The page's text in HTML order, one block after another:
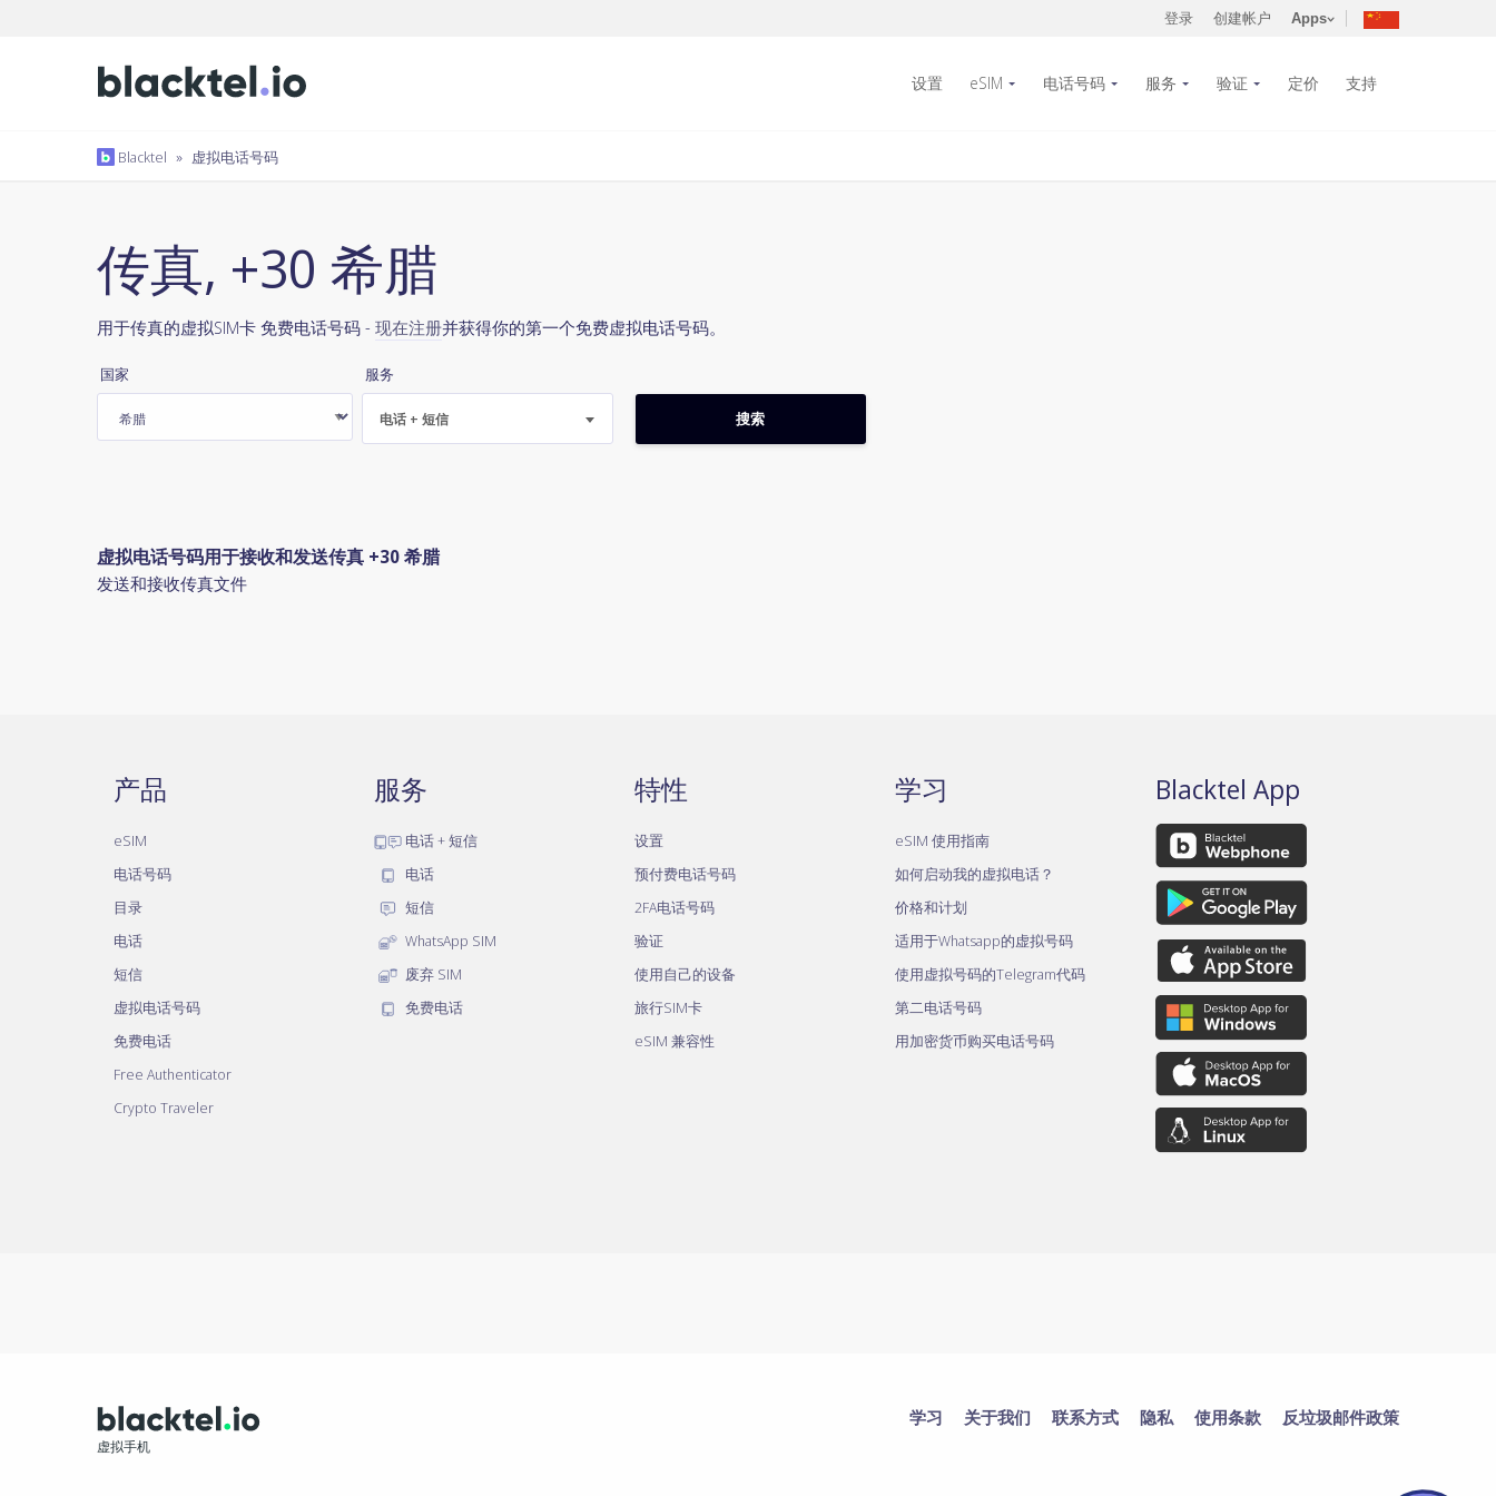
登录 创建帐户 Apps
设置 eSIM 电话号码 服务 验证 定价 支持
Blacktel » 虚拟电话号码
传真, +30 希腊
用于传真的虚拟SIM卡 免费电话号码 - 现在注册并获得你的第一个免费虚拟电话号码。
国家 服务
电话 + 短信
虚拟电话号码用于接收和发送传真 +30 希腊
发送和接收传真文件
产品
eSIM
电话号码
目录
电话
短信
虚拟电话号码
免费电话
Free Authenticator
Crypto Traveler
服务
电话 + 短信
电话
短信
WhatsApp SIM
废弃 SIM
免费电话
特性
设置
预付费电话号码
2FA电话号码
验证
使用自己的设备
旅行SIM卡
eSIM 兼容性
学习
eSIM 使用指南
如何启动我的虚拟电话？
价格和计划
适用于Whatsapp的虚拟号码
使用虚拟号码的Telegram代码
第二电话号码
用加密货币购买电话号码
Blacktel App
虚拟手机
学习 关于我们 联系方式 隐私 使用条款 反垃圾邮件政策